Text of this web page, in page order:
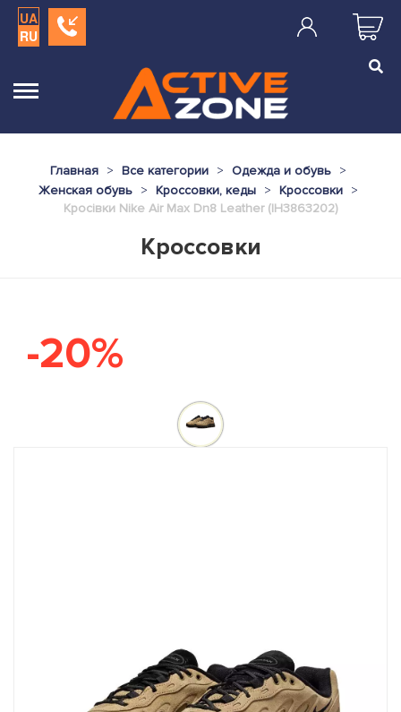
UA
RU
Главная Все категории
Одежда и обувь
Женская обувь
Кроссовки, кеды
Кроссовки
Кросівки Nike Air Max Dn8 Leather (IH3863202)
Кроссовки
-20%